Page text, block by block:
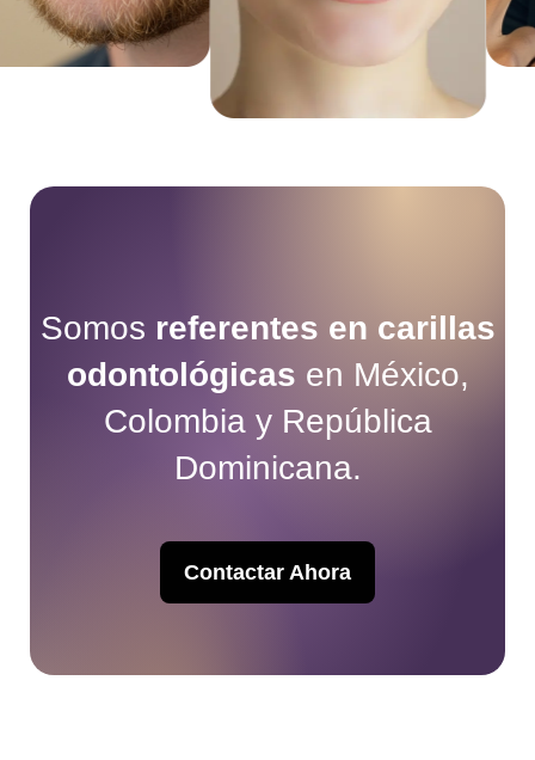
Somos referentes en carillas
odontológicas en México,
Colombia y República
Dominicana.
Contactar Ahora